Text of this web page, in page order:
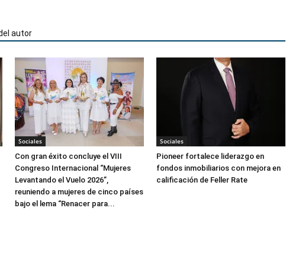
autor
Sociales
Con gran éxito concluye el VIII
Congreso Internacional “Mujeres
Levantando el Vuelo 2026”,
reuniendo a mujeres de cinco países
bajo el lema “Renacer para...
Sociales
Pioneer fortalece liderazgo en
fondos inmobiliarios con mejora en
calificación de Feller Rate